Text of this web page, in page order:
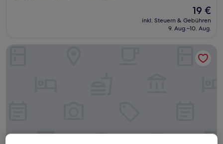
Bewertungen)
Der
Preis
beträgt
19 €
inkl. Steuern & Gebühren
9. Aug.–10. Aug.
Best Western Mangga Dua Hotel and Residence